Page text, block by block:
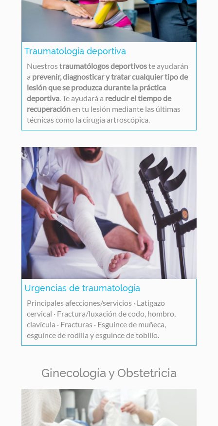
Traumatología deportiva
Nuestros traumatólogos deportivoste ayudarán
a prevenir, diagnosticar y tratar cualquier tipo de
lesión que se produzca durante la práctica
deportiva. Te ayudará a reducir el tiempo de
recuperaciónen tu lesión mediante las últimas
técnicas como la cirugía artroscópica.
Urgencias de traumatología
Principales afecciones/servicios · Latigazo
cervical · Fractura/luxación de codo, hombro,
clavícula · Fracturas · Esguince de muñeca,
esguince de rodilla y esguince de tobillo.
Ginecología y Obstetricia